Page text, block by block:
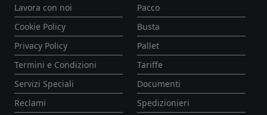
Lavora con noi
Cookie Policy
Privacy Policy
Termini e Condizioni
Servizi Speciali
Reclami
Pacco
Busta
Pallet
Tariffe
Documenti
Spedizionieri